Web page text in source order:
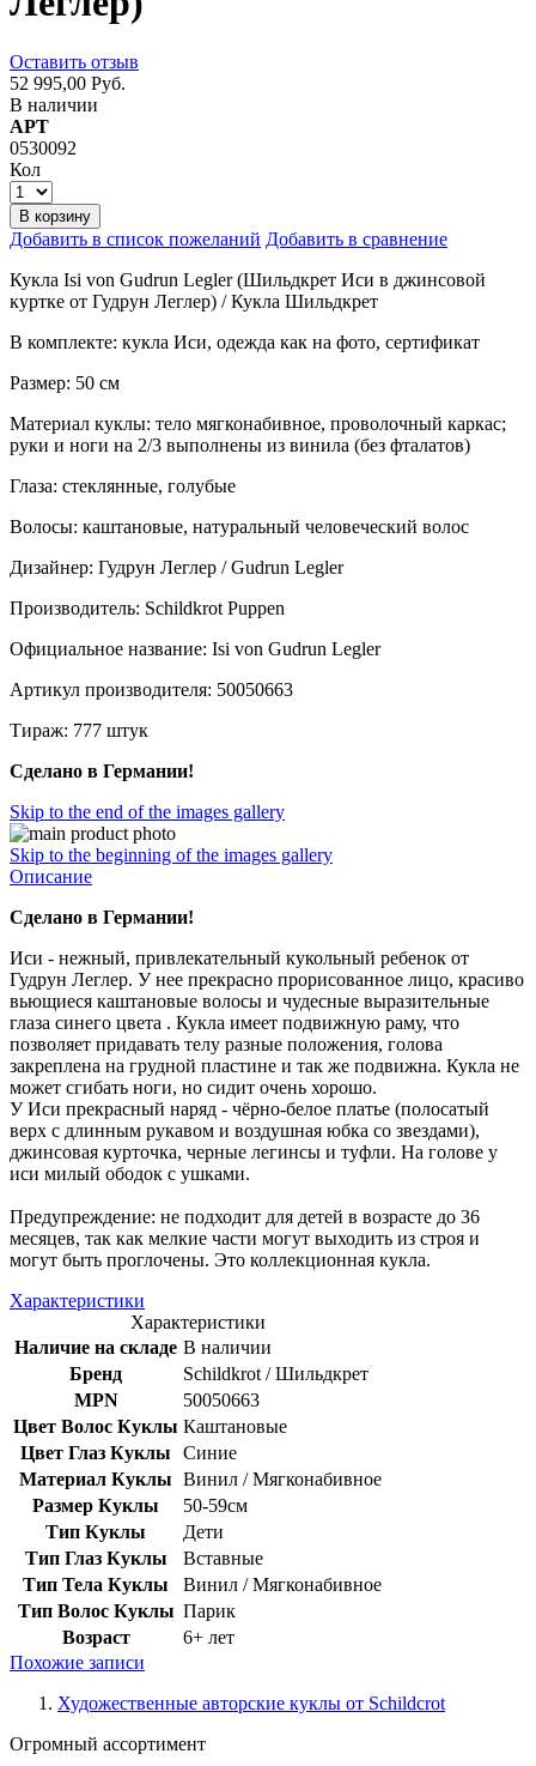
Оставить отзыв
52 995,00 Руб.
В наличии
АРТ
0530092
Кол
В корзину
Добавить в список пожеланий Добавить в сравнение
Кукла Isi von Gudrun Legler (Шильдкрет Иси в джинсовой
куртке от Гудрун Леглер) / Кукла Шильдкрет
В комплекте: кукла Иси, одежда как на фото, сертификат
Размер: 50 см
Материал куклы: тело мягконабивное, проволочный каркас;
руки и ноги на 2/3 выполнены из винила (без фталатов)
Глаза: стеклянные, голубые
Волосы: каштановые, натуральный человеческий волос
Дизайнер: Гудрун Леглер / Gudrun Legler
Производитель: Schildkrot Puppen
Официальное название: Isi von Gudrun Legler
Артикул производителя: 50050663
Тираж: 777 штук
Сделано в Германии!
Skip to the end of the images gallery
Skip to the beginning of the images gallery
Описание
Сделано в Германии!
Иси - нежный, привлекательный кукольный ребенок от
Гудрун Леглер. У нее прекрасно прорисованное лицо, красиво
вьющиеся каштановые волосы и чудесные выразительные
глаза синего цвета . Кукла имеет подвижную раму, что
позволяет придавать телу разные положения, голова
закреплена на грудной пластине и так же подвижна. Кукла не
может сгибать ноги, но сидит очень хорошо.
У Иси прекрасный наряд - чёрно-белое платье (полосатый
верх с длинным рукавом и воздушная юбка со звездами),
джинсовая курточка, черные легинсы и туфли. На голове у
иси милый ободок с ушками.
Предупреждение: не подходит для детей в возрасте до 36
месяцев, так как мелкие части могут выходить из строя и
могут быть проглочены. Это коллекционная кукла.
Характеристики
Характеристики
Наличие на складе В наличии
Бренд
Schildkrot / Шильдкрет
MPN
50050663
Цвет Волос Куклы Каштановые
Цвет Глаз Куклы
Синие
Материал Куклы Винил / Мягконабивное
Размер Куклы
50-59см
Тип Куклы
Дети
Тип Глаз Куклы
Вставные
Тип Тела Куклы
Винил / Мягконабивное
Тип Волос Куклы Парик
Возраст
6+ лет
Похожие записи
Художественные авторские куклы от Schildcrot
Огромный ассортимент